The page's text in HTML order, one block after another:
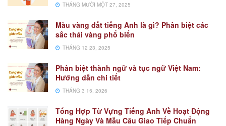
THÁNG MƯỜI MỘT 27, 2025
Màu vàng đất tiếng Anh là gì? Phân biệt các
sắc thái vàng phổ biến
THÁNG 12 23, 2025
Phân biệt thành ngữ và tục ngữ Việt Nam:
Hướng dẫn chi tiết
THÁNG 3 15, 2026
Tổng Hợp Từ Vựng Tiếng Anh Về Hoạt Động
Hàng Ngày Và Mẫu Câu Giao Tiếp Chuẩn